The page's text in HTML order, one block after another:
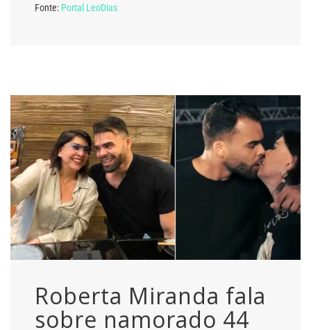
Fonte: Portal LeoDias
Roberta Miranda fala
sobre namorado 44